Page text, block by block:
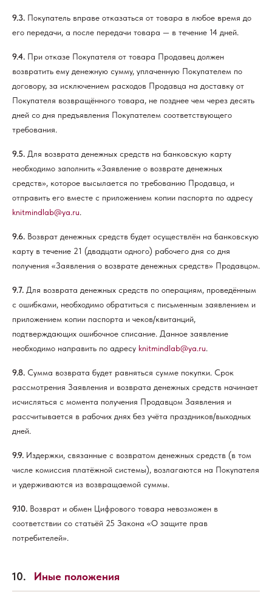
9.3. Покупатель вправе отказаться от товара в любое время до
его передачи, а после передачи товара — в течение 14 дней.
9.4. При отказе Покупателя от товара Продавец должен
возвратить ему денежную сумму, уплаченную Покупателем по
договору, за исключением расходов Продавца на доставку от
Покупателя возвращённого товара, не позднее чем через десять
дней со дня предъявления Покупателем соответствующего
требования.
9.5. Для возврата денежных средств на банковскую карту
необходимо заполнить «Заявление о возврате денежных
средств», которое высылается по требованию Продавца, и
отправить его вместе с приложением копии паспорта по адресу
knitmindlab@ya.ru.
9.6. Возврат денежных средств будет осуществлён на банковскую
карту в течение 21 (двадцати одного) рабочего дня со дня
получения «Заявления о возврате денежных средств» Продавцом.
9.7. Для возврата денежных средств по операциям, проведённым
с ошибками, необходимо обратиться с письменным заявлением и
приложением копии паспорта и чеков/квитанций,
подтверждающих ошибочное списание. Данное заявление
необходимо направить по адресу knitmindlab@ya.ru.
9.8. Сумма возврата будет равняться сумме покупки. Срок
рассмотрения Заявления и возврата денежных средств начинает
исчисляться с момента получения Продавцом Заявления и
рассчитывается в рабочих днях без учёта праздников/выходных
дней.
9.9. Издержки, связанные с возвратом денежных средств (в том
числе комиссия платёжной системы), возлагаются на Покупателя
и удерживаются из возвращаемой суммы.
9.10. Возврат и обмен Цифрового товара невозможен в
соответствии со статьёй 25 Закона «О защите прав
потребителей».
10. Иные положения